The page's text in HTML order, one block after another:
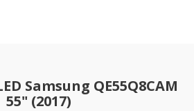
Samsung QE55Q8CAM
55" (2017)